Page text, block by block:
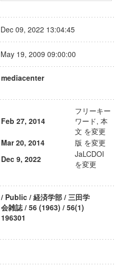
Dec 09, 2022 13:04:45
May 19, 2009 09:00:00
mediacenter
Feb 27, 2014
フリーキー
ワード, 本
文 を変更
Mar 20, 2014
版 を変更
Dec 9, 2022
JaLCDOI
を変更
/ Public / 経済学部 / 三田学
会雑誌 / 56 (1963) / 56(1)
196301